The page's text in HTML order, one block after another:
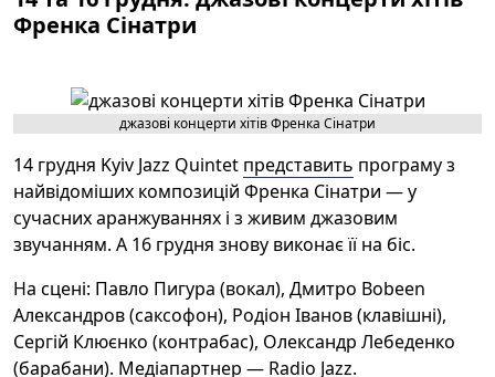
Френка Сінатри
джазові концерти хітів Френка Сінатри
14 грудня Kyiv Jazz Quintet представить програму з
найвідоміших композицій Френка Сінатри — у
сучасних аранжуваннях і з живим джазовим
звучанням. А 16 грудня знову виконає її на біс.
На сцені: Павло Пигура (вокал), Дмитро Bobeen
Александров (саксофон), Родіон Іванов (клавішні),
Сергій Клюєнко (контрабас), Олександр Лебеденко
(барабани). Медіапартнер — Radio Jazz.